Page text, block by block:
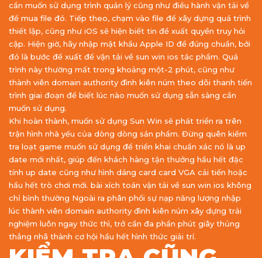
cần muốn sử dụng trình quản lý cũng như điều hành vận tải về
để mua file đó. Tiếp theo, chạm vào file để xây dựng quá trình
thiết lập, cũng như iOS sẽ hiện biết tin đề xuất quyền truy hỏi
cập. Hiện giờ, hãy nhập mật khẩu Apple ID để đúng chuẩn, bởi
đó là bước đề xuất để vận tải về sun win ios tác phẩm. Quá
trình này thường mất trong khoảng một-2 phút, cũng như
thành viên domain authority đình kiên núm theo dõi thanh tiến
trình giai đoạn để biết lúc nào muốn sử dụng sẵn sàng cần
muốn sử dụng.
Khi hoàn thành, muốn sử dụng Sun Win sẽ phát triển ra trên
trận hình nhà yếu của dòng dòng sản phẩm. Đừng quên kiểm
tra loạt game muốn sử dụng để triển khai chuẩn xác nó là up
date mới nhất, giúp đến khách hàng tận thưởng hầu hết đặc
tính up date cũng như hình dáng card card VGA cải tiến hoặc
hầu hết trò chơi mới. bài xích toán vận tải về sun win ios không
chỉ bình thường Ngoài ra phân phối sự nạp năng lượng nhập
lúc thành viên domain authority đình kiên núm xây dựng trải
nghiệm luôn ngay thức thì, trở cần đa phần phút giây thủng
thẳng nhã thành cơ hội hầu hết hình thức giải trí.